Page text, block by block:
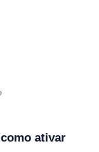
ativar